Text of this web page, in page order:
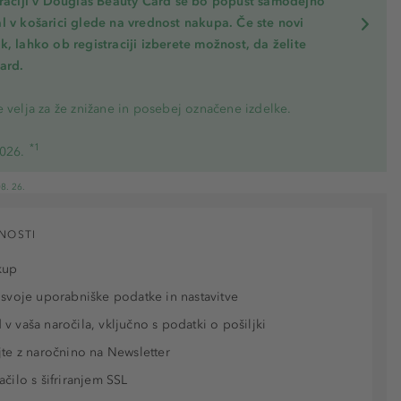
v košarici glede na vrednost nakupa. Če ste novi
lahko ob registraciji izberete možnost, da želite
velja za že znižane in posebej označene izdelke.
*1
26.
uporabniške podatke in nastavitve
vaša naročila, vključno s podatki o pošiljki
z naročnino na Newsletter
s šifriranjem SSL